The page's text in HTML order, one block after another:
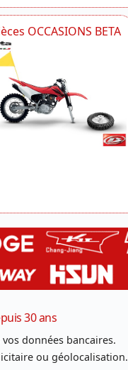
OCCASIONS BETA
30 ans
données bancaires.
ou géolocalisation.